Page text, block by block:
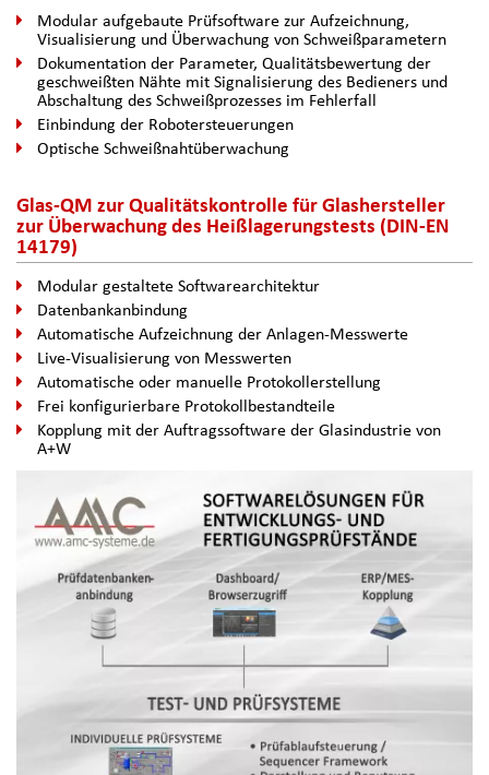
Modular aufgebaute Prüfsoftware zur Aufzeichnung,
Visualisierung und Überwachung von Schweißparametern
Dokumentation der Parameter, Qualitätsbewertung der
geschweißten Nähte mit Signalisierung des Bedieners und
Abschaltung des Schweißprozesses im Fehlerfall
Einbindung der Robotersteuerungen
Optische Schweißnahtüberwachung
Glas-QM zur Qualitätskontrolle für Glashersteller
zur Überwachung des Heißlagerungstests (DIN-EN
14179)
Modular gestaltete Softwarearchitektur
Datenbankanbindung
Automatische Aufzeichnung der Anlagen-Messwerte
Live-Visualisierung von Messwerten
Automatische oder manuelle Protokollerstellung
Frei konfigurierbare Protokollbestandteile
Kopplung mit der Auftragssoftware der Glasindustrie von
A+W